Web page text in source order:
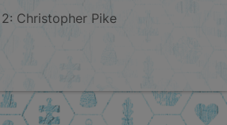
Christopher Pike